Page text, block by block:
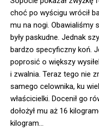
choć po wyścigu wrócił
mu na nogi. Obawialiśmy
były paskudne. Jednak
bardzo specyficzny koń.
poprosić o większy
i zwalnia. Teraz tego nie
samego celownika, ku
właścicielki. Docenił go
dołożył mu aż 16
kilogram…